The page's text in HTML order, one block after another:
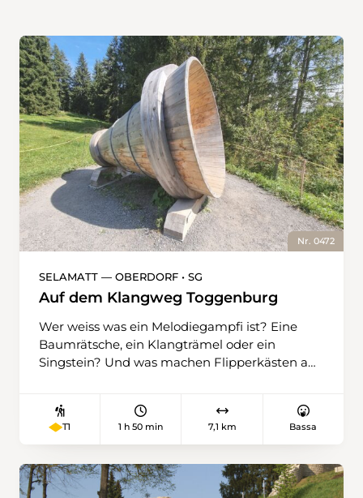
Nr. 0472
SELAMATT — OBERDORF • SG
Auf dem Klangweg Toggenburg
Wer weiss was ein Melodiegampfi ist? Eine
Baumrätsche, ein Klangträmel oder ein
Singstein? Und was machen Flipperkästen am
Klangweg. Dieser führt als einfache
Panoramawanderung von der Alp Selamatt
Wildhaus. Die vielen Klanginstallationen am
Wegrand können im Verlauf der Wanderung
T1 1 h 50 min 7,1 km Bassa